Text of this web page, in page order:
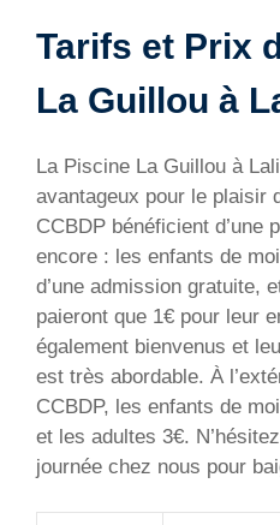
Tarifs et Prix
La Guillou à
La Piscine La Guillou à
avantageux pour le plaisir
CCBDP bénéficient d’une
encore : les enfants de
d’une admission gratuite,
paieront que 1€ pour leur
également bienvenus et
est très abordable. À
CCBDP, les enfants de
et les adultes 3€.
journée chez nous pour